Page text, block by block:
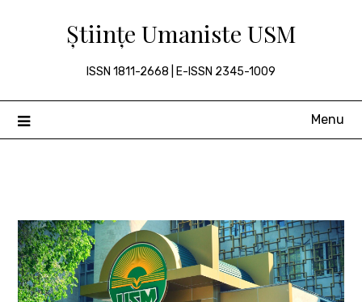
Științe Umaniste USM
ISSN 1811-2668 | E-ISSN 2345-1009
Menu